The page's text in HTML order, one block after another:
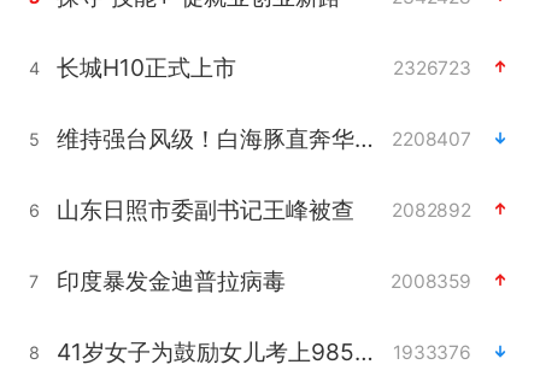
4 长城H10正式上市 2326723
5 维持强台风级！白海豚直奔华东沿海 2208407
6 山东日照市委副书记王峰被查 2082892
7 印度暴发金迪普拉病毒 2008359
8 41岁女子为鼓励女儿考上985研究生 1933376